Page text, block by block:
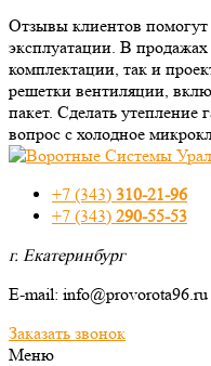
Отзывы клиентов помогут
эксплуатации . В продаж
комплектации, так и
решетки вентиляции,
пакет. Сделать утепление
вопрос с холодное
+7 (343) 310-21-96
+7 (343) 290-55-53
г. Екатеринбург
E-mail: info@provorota96.ru
Заказать звонок
Меню